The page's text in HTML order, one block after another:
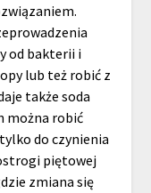
od bakterii i
lub też robić z
także soda
można robić
do czynienia
piętowej
zmiana się